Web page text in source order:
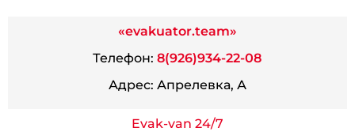
«evakuator.team»
Телефон: 8(926)934-22-08
Адрес: Апрелевка, А
Evak-van 24/7